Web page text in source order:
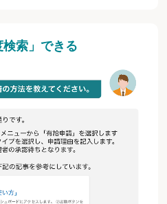
索」できる